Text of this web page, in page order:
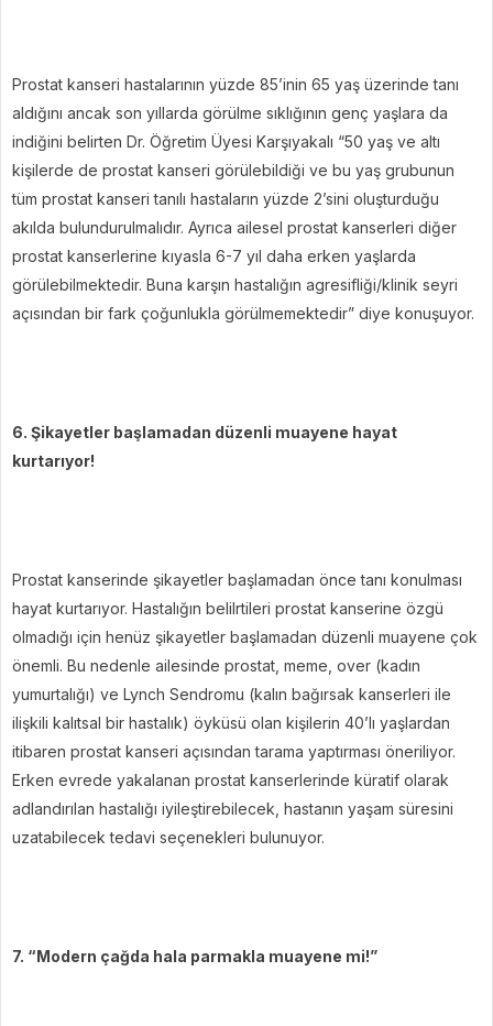
Prostat kanseri hastalarının yüzde 85’inin 65 yaş üzerinde tanı
aldığını ancak son yıllarda görülme sıklığının genç yaşlara da
indiğini belirten Dr. Öğretim Üyesi Karşıyakalı “50 yaş ve altı
kişilerde de prostat kanseri görülebildiği ve bu yaş grubunun
tüm prostat kanseri tanılı hastaların yüzde 2’sini oluşturduğu
akılda bulundurulmalıdır. Ayrıca ailesel prostat kanserleri diğer
prostat kanserlerine kıyasla 6-7 yıl daha erken yaşlarda
görülebilmektedir. Buna karşın hastalığın agresifliği/klinik seyri
açısından bir fark çoğunlukla görülmemektedir” diye konuşuyor.
6. Şikayetler başlamadan düzenli muayene hayat
kurtarıyor!
Prostat kanserinde şikayetler başlamadan önce tanı konulması
hayat kurtarıyor. Hastalığın belilrtileri prostat kanserine özgü
olmadığı için henüz şikayetler başlamadan düzenli muayene çok
önemli. Bu nedenle ailesinde prostat, meme, over (kadın
yumurtalığı) ve Lynch Sendromu (kalın bağırsak kanserleri ile
ilişkili kalıtsal bir hastalık) öyküsü olan kişilerin 40’lı yaşlardan
itibaren prostat kanseri açısından tarama yaptırması öneriliyor.
Erken evrede yakalanan prostat kanserlerinde küratif olarak
adlandırılan hastalığı iyileştirebilecek, hastanın yaşam süresini
uzatabilecek tedavi seçenekleri bulunuyor.
7. “Modern çağda hala parmakla muayene mi!”